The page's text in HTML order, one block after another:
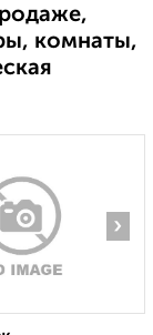
комнаты,
›